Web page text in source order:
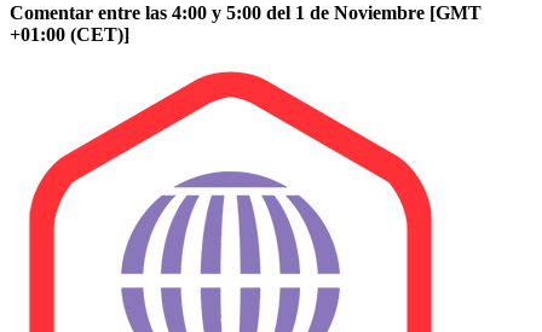
Comentar entre las 4:00 y 5:00 del 1 de Noviembre [GMT
+01:00 (CET)]